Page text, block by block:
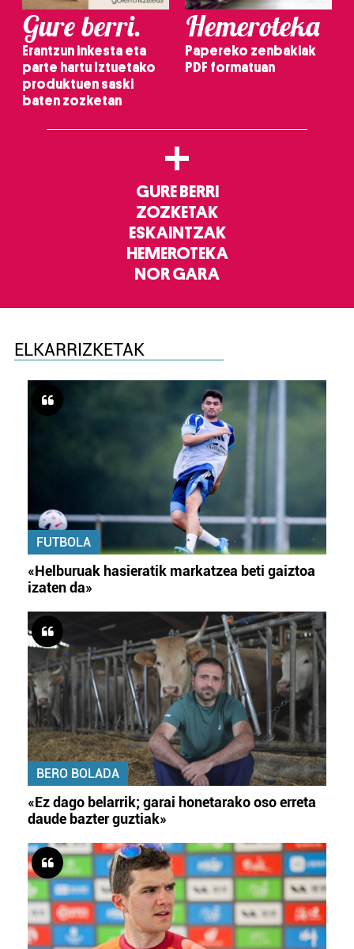
Gure berri.
Erantzun inkesta eta
parte hartu Iztuetako
produktuen saski
baten zozketan
Hemeroteka
Papereko zenbakiak
PDF formatuan
+
GURE BERRI
ZOZKETAK
ESKAINTZAK
HEMEROTEKA
NOR GARA
ELKARRIZKETAK
FUTBOLA
«Helburuak hasieratik markatzea beti gaiztoa
izaten da»
BERO BOLADA
«Ez dago belarrik; garai honetarako oso erreta
daude bazter guztiak»